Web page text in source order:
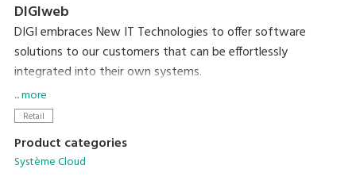
DIGIweb
DIGI embraces New IT Technologies to offer software
solutions to our customers that can be effortlessly
integrated into their own systems.
DIGIweb is the new web-based platform that offers all
devices. Built on the HTTPS protocol, DIGIweb ensures
secure communication, enhancing the overall reliability and
... more
Retail
Product categories
Système Cloud